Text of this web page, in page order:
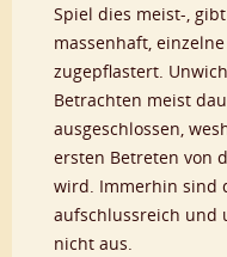
Spiel dies meist-,
massenhaft,
zugepflastert.
Betrachten meist
ausgeschlossen,
ersten Betreten von
wird. Immerhin sind
aufschlussreich und
nicht aus.